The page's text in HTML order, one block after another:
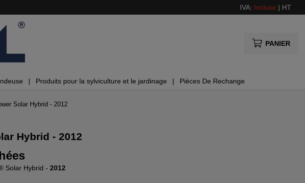
IVA: Incluse | HT
PANIER
Produits pour la sylviculture et le jardinage Pièces De Rechange
Solar Hybrid - 2012
Hybrid - 2012
Solar Hybrid - 2012